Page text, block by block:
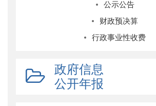
公示公告
财政预决算
行政事业性收费
政府信息
公开年报